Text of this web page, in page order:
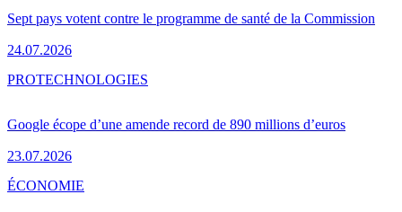
Sept pays votent contre le programme de santé de la Commission
24.07.2026
Google écope d’une amende record de 890 millions d’euros
23.07.2026
PROTECHNOLOGIES
ÉCONOMIE